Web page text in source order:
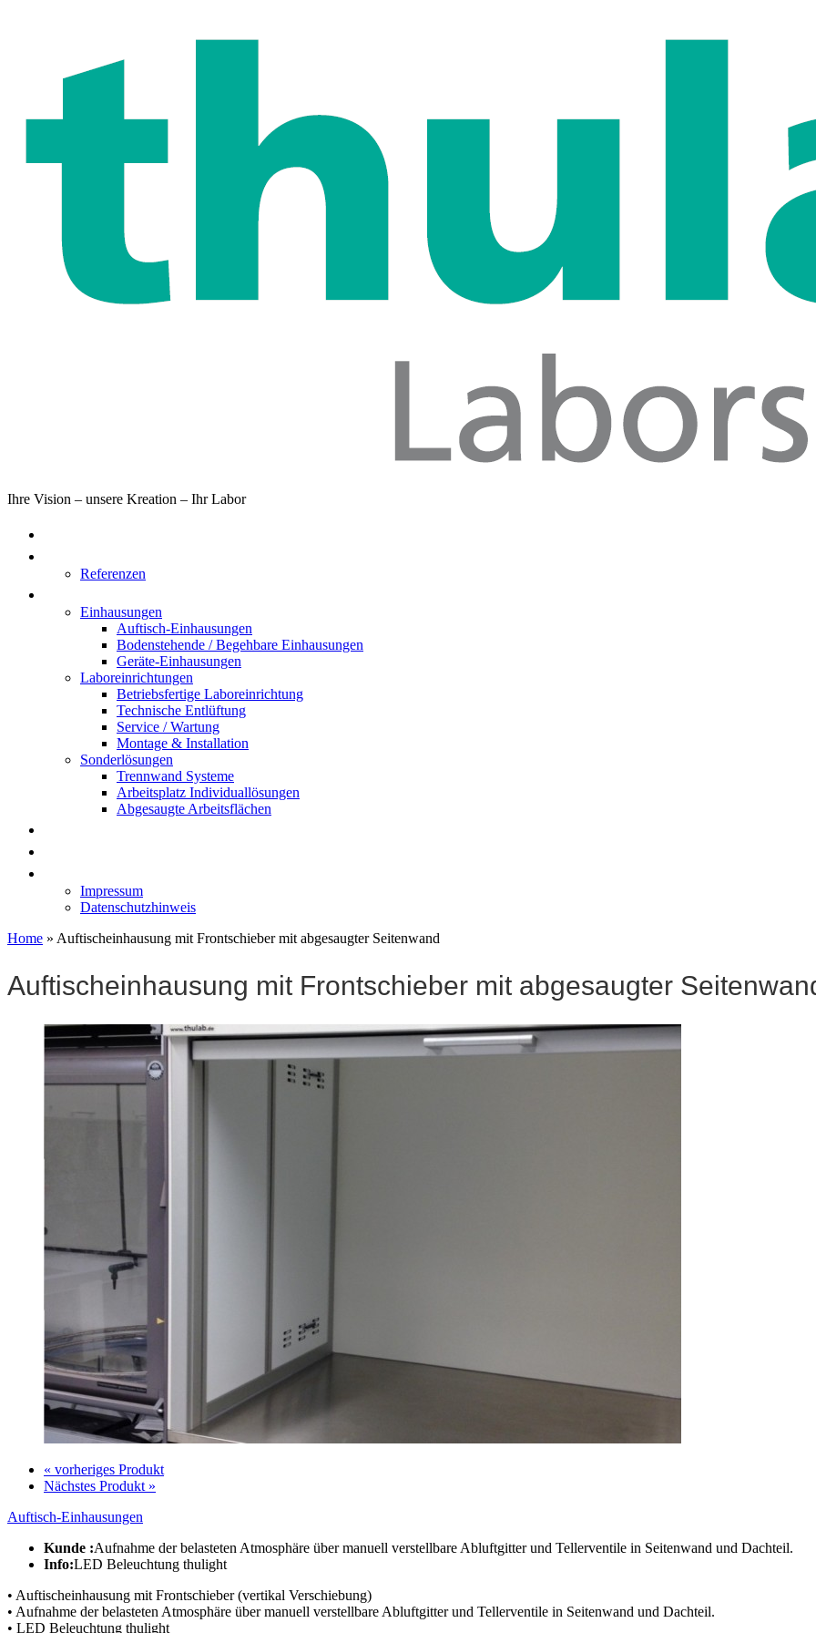
Ihre Vision – unsere Kreation – Ihr Labor
Referenzen
Einhausungen
Auftisch-Einhausungen
Bodenstehende / Begehbare Einhausungen
Geräte-Einhausungen
Laboreinrichtungen
Betriebsfertige Laboreinrichtung
Technische Entlüftung
Service / Wartung
Montage & Installation
Sonderlösungen
Trennwand Systeme
Arbeitsplatz Individuallösungen
Abgesaugte Arbeitsflächen
Impressum
Datenschutzhinweis
Home » Auftischeinhausung mit Frontschieber mit abgesaugter Seitenwand
Auftischeinhausung mit Frontschieber mit abgesaugter
« vorheriges Produkt
Nächstes Produkt »
Auftisch-Einhausungen
Kunde :Aufnahme der belasteten Atmosphäre über manuell verstellbare Abluftgitter und Tellerventile in Seitenwand und Dachteil.
Info:LED Beleuchtung thulight
• Auftischeinhausung mit Frontschieber (vertikal Verschiebung)
• Aufnahme der belasteten Atmosphäre über manuell verstellbare Abluftgitter und Tellerventile in Seitenwand und Dachteil.
• LED Beleuchtung thulight